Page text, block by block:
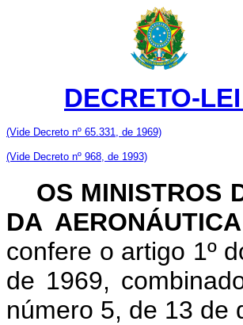
DECRETO-
(Vide Decreto nº 65.331, de 1969)
(Vide Decreto nº 968, de 1993)
OS MINISTROS
DA
confere o artigo 1º
de 1969,
número 5, de 13 de